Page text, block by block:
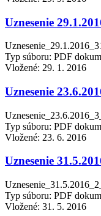
Uznesenie
Typ súboru: PDF
Vložené: 29. 1. 2016
Uznesenie
Typ súboru: PDF
Vložené: 23. 6. 2016
Uznesenie
Typ súboru: PDF
Vložené: 31. 5. 2016